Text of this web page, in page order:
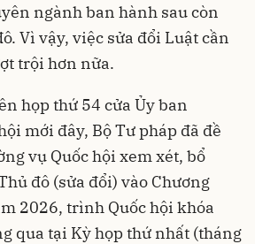
ngành ban hành sau còn
Vì vậy, việc sửa đổi Luật cần
trội hơn nữa.
họp thứ 54 cửa Ủy ban
mới đây, Bộ Tư pháp đã đề
vụ Quốc hội xem xét, bổ
đô (sửa đổi) vào Chương
2026, trình Quốc hội khóa
qua tại Kỳ họp thứ nhất (tháng